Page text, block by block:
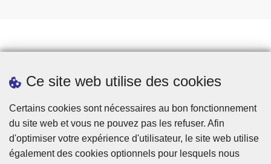
Ce site web utilise des cookies
Certains cookies sont nécessaires au bon fonctionnement
du site web et vous ne pouvez pas les refuser. Afin
d'optimiser votre expérience d'utilisateur, le site web utilise
également des cookies optionnels pour lesquels nous
Téléchargements
Presse